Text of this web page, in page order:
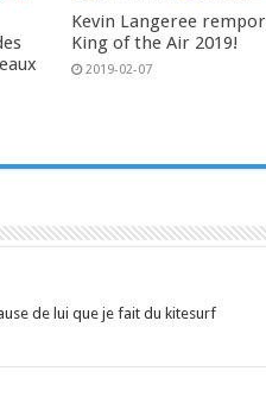
Kevin Langeree
King of the Air 2019!
2019-02-07
de lui que je fait du kitesurf